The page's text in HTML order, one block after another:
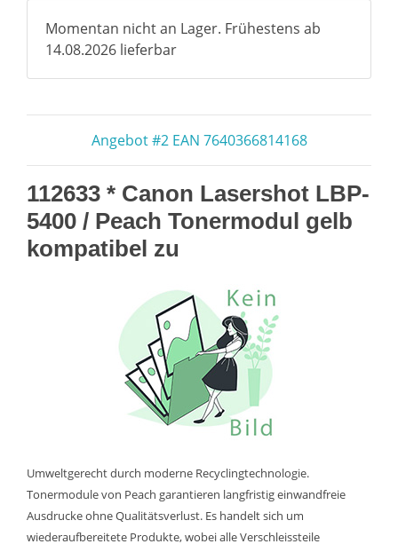
Momentan nicht an Lager. Frühestens ab
14.08.2026 lieferbar
Angebot #2 EAN 7640366814168
112633 * Canon Lasershot LBP-
5400 / Peach Tonermodul gelb
kompatibel zu
Umweltgerecht durch moderne Recyclingtechnologie.
Tonermodule von Peach garantieren langfristig einwandfreie
Ausdrucke ohne Qualitätsverlust. Es handelt sich um
wiederaufbereitete Produkte, wobei alle Verschleissteile